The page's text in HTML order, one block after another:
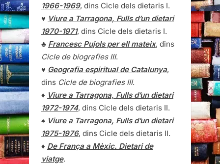
1966-1969, dins Cicle dels dietaris I.
♥ Viure a Tarragona, Fulls d’un dietari
1970-1971, dins Cicle dels dietaris I.
♣ Francesc Pujols per ell mateix, dins
Cicle de biografies III.
♥ Geografia espiritual de Catalunya,
dins Cicle de biografies III.
♦ Viure a Tarragona, Fulls d’un dietari
1972-1974, dins Cicle dels dietaris II.
♠ Viure a Tarragona, Fulls d’un dietari
1975-1976, dins Cicle dels dietaris II.
♦ De França a Mèxic. Dietari de
viatge.